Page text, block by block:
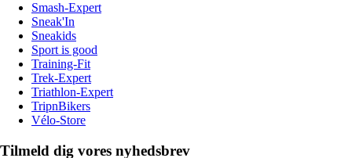
Smash-Expert
Sneak'In
Sneakids
Sport is good
Training-Fit
Trek-Expert
Triathlon-Expert
TripnBikers
Vélo-Store
Tilmeld dig vores nyhedsbrev